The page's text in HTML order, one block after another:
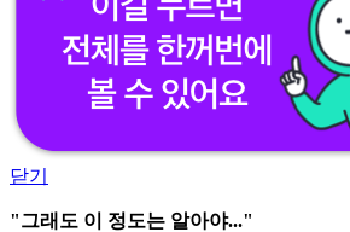
닫기
"그래도 이 정도는 알아야..."